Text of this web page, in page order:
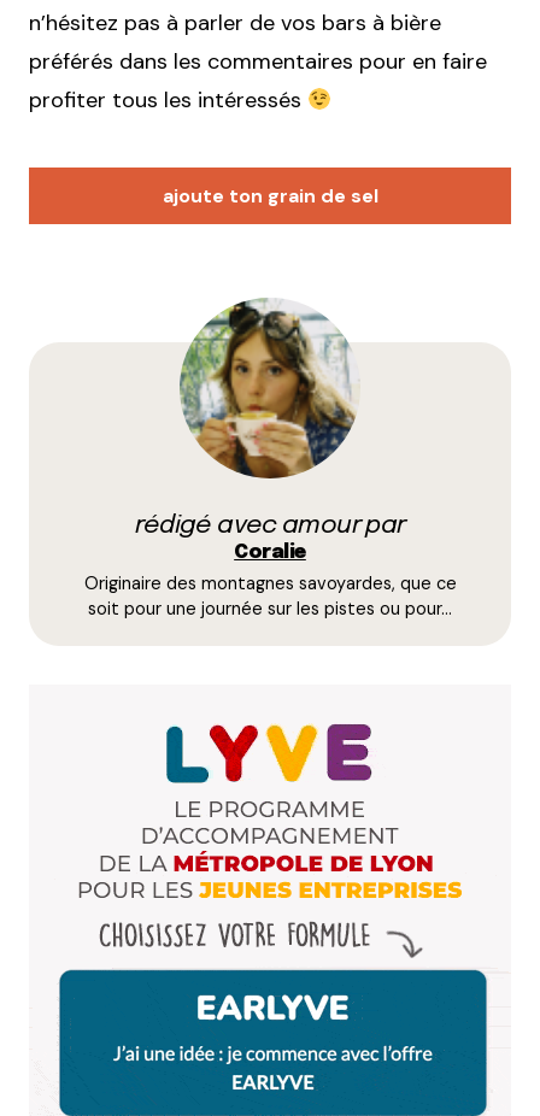
n’hésitez pas à parler de vos bars à bière
préférés dans les commentaires pour en faire
profiter tous les intéressés
ajoute ton grain de sel
Votre adresse e-mail ne sera pas publiée.
champs obligatoires sont indiqués avec
E-mail*
navigateur pour mon prochain commentaire.
Prévenez-moi de tous les nouveaux commentaires
rédigé avec amour par
Coralie
Originaire des montagnes savoyardes, que ce
soit pour une journée sur les pistes ou pour…